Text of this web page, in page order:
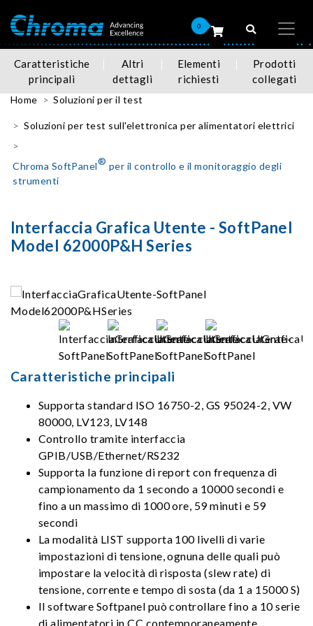
0
Caratteristiche
principali
Altri
dettagli
Elementi
richiesti
Prodotti
collegati
Home Soluzioni per il test
Soluzioni per test sull'elettronica per alimentatori elettrici
Chroma SoftPanel® per il controllo e il monitoraggio degli
strumenti
Interfaccia Grafica Utente - SoftPanel
Model 62000P&H Series
Caratteristiche principali
Supporta standard ISO 16750-2, GS 95024-2, VW
80000, LV123, LV148
Controllo tramite interfaccia
GPIB/USB/Ethernet/RS232
Supporta la funzione di report con frequenza di
campionamento da 1 secondo a 10000 secondi e
fino a un massimo di 1000 ore, 59 minuti e 59
secondi
La modalità LIST supporta 100 livelli di varie
impostazioni di tensione, ognuna delle quali può
impostare la velocità di risposta (slew rate) di
tensione, corrente e tempo di sosta (da 1 a 15000 S)
Il software Softpanel può controllare fino a 10 serie
di alimentatori in CC contemporaneamente